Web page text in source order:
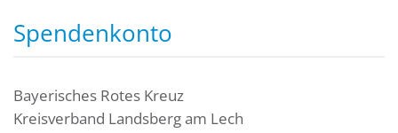
Spendenkonto
Bayerisches Rotes Kreuz
Kreisverband Landsberg am Lech